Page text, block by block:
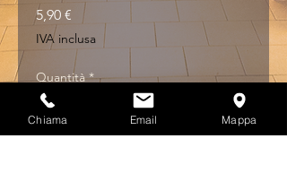
5,90 € Prezzo
IVA inclusa
Quantità *
Chiama Email Mappa